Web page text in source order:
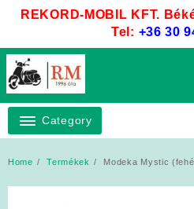
REKORD-MOBIL KFT.
Tel: +36 30
Category
Home Termékek Modeka Mystic